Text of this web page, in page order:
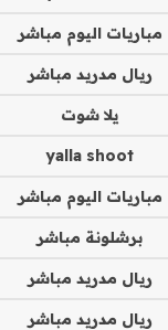
مباريات اليوم مباشر
ريال مدريد مباشر
يلا شوت
yalla shoot
مباريات اليوم مباشر
برشلونة مباشر
ريال مدريد مباشر
ريال مدريد مباشر